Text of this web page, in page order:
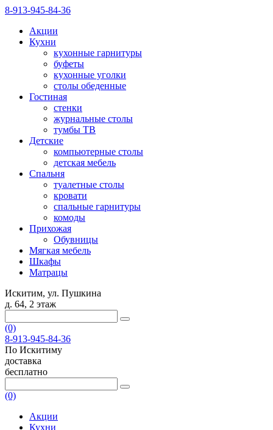
8-913-945-84-36
Акции
Кухни
кухонные гарнитуры
буфеты
кухонные уголки
столы обеденные
Гостиная
стенки
журнальные столы
тумбы ТВ
Детские
компьютерные столы
детская мебель
Спальня
туалетные столы
кровати
спальные гарнитуры
комоды
Прихожая
Обувницы
Мягкая мебель
Шкафы
Матрацы
Искитим, ул. Пушкина
д. 64, 2 этаж
(0)
8-913-945-84-36
По Искитиму
доставка
бесплатно
(0)
Акции
Кухни